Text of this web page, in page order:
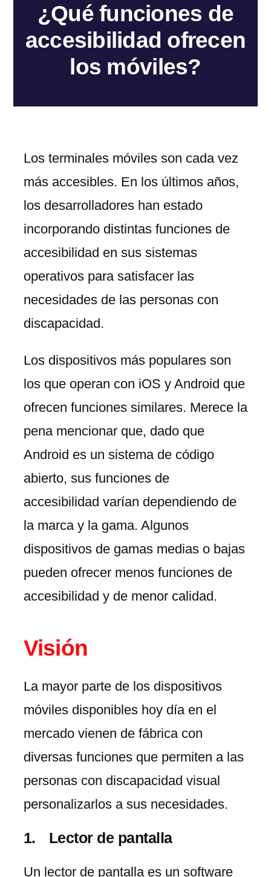
¿Qué funciones de
accesibilidad ofrecen
los móviles?
Los terminales móviles son cada vez
más accesibles. En los últimos años,
los desarrolladores han estado
incorporando distintas funciones de
accesibilidad en sus sistemas
operativos para satisfacer las
necesidades de las personas con
discapacidad.
Los dispositivos más populares son
los que operan con iOS y Android que
ofrecen funciones similares. Merece la
pena mencionar que, dado que
Android es un sistema de código
abierto, sus funciones de
accesibilidad varían dependiendo de
la marca y la gama. Algunos
dispositivos de gamas medias o bajas
pueden ofrecer menos funciones de
accesibilidad y de menor calidad.
Visión
La mayor parte de los dispositivos
móviles disponibles hoy día en el
mercado vienen de fábrica con
diversas funciones que permiten a las
personas con discapacidad visual
personalizarlos a sus necesidades.
Lector de pantalla
Un lector de pantalla es un software